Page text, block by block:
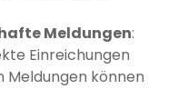
Meldungen:
Einreichungen
Meldungen können